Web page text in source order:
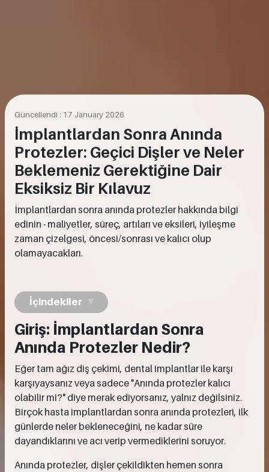
Güncellendi : 17 January 2026
İmplantlardan Sonra Anında
Protezler: Geçici Dişler ve Neler
Beklemeniz Gerektiğine Dair
Eksiksiz Bir Kılavuz
İmplantlardan sonra anında protezler hakkında bilgi
edinin - maliyetler, süreç, artıları ve eksileri, iyileşme
zaman çizelgesi, öncesi/sonrası ve kalıcı olup
olamayacakları.
İçindekiler
Giriş: İmplantlardan Sonra
Anında Protezler Nedir?
Eğer tam ağız diş çekimi, dental implantlar ile karşı
karşıyaysanız veya sadece "Anında protezler kalıcı
olabilir mi?" diye merak ediyorsanız, yalnız değilsiniz.
Birçok hasta implantlardan sonra anında protezleri, ilk
günlerde neler bekleneceğini, ne kadar süre
dayandıklarını ve acı verip vermediklerini soruyor.
Anında protezler, dişler çekildikten hemen sonra